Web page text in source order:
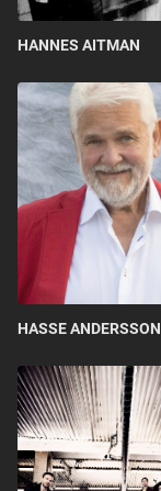
HANNES AITMAN
HASSE ANDERSSON